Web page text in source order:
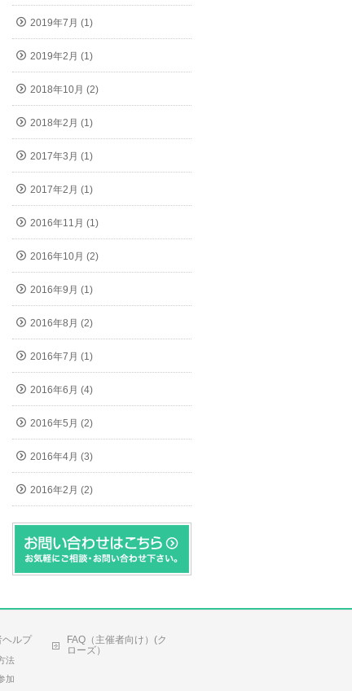
2019年7月 (1)
2019年2月 (1)
2018年10月 (2)
2018年2月 (1)
2017年3月 (1)
2017年2月 (1)
2016年11月 (1)
2016年10月 (2)
2016年9月 (1)
2016年8月 (2)
2016年7月 (1)
2016年6月 (4)
2016年5月 (2)
2016年4月 (3)
2016年2月 (2)
ヘルプ
法
加
FAQ（主催者向け）(ク
ローズ）